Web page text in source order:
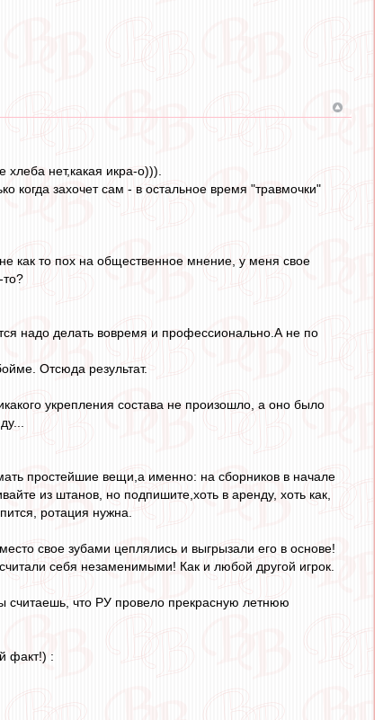
нет,какая икра-о))).
когда захочет сам - в остальное время "травмочки"
как то пох на общественное мнение, у меня свое
надо делать вовремя и профессионально.А не по
Отсюда результат.
укрепления состава не произошло, а оно было
простейшие вещи,а именно: на сборников в начале
из штанов, но подпишите,хоть в аренду, хоть как,
ротация нужна.
свое зубами цеплялись и выгрызали его в основе!
себя незаменимыми! Как и любой другой игрок.
считаешь, что РУ провело прекрасную летнюю
факт!) :